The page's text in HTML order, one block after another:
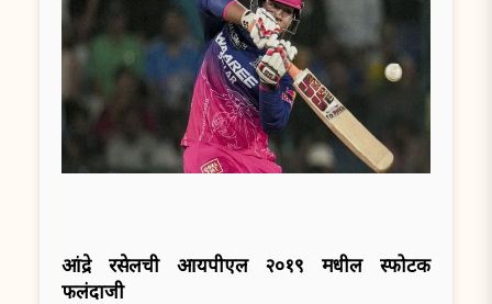
आंद्रे रसेलची आयपीएल २०१९ मधील स्फोटक
फलंदाजी